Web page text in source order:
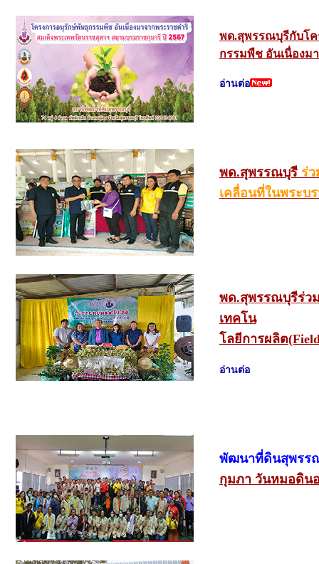
พด.สุพรรณบุรีกับโ
กรรมพืช อันเนื่องม
อ่านต่อ
พด.สุพรรณบุรี ร่
เคลื่อนที่ในพระบ
พด.สุพรรณบุรีร่ว
เทคโน
โลยีการผลิต
อ่านต่อ
พัฒนาที่ดินสุพรร
กุมภา วันหมอดิน